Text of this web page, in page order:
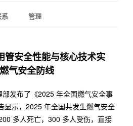
管理
管安全性能与核心技术实
气安全防线
发布了《2025 年全国燃气安全事
显示，2025 年全国共发生燃气安全
多人死亡，300 多人受伤，直接